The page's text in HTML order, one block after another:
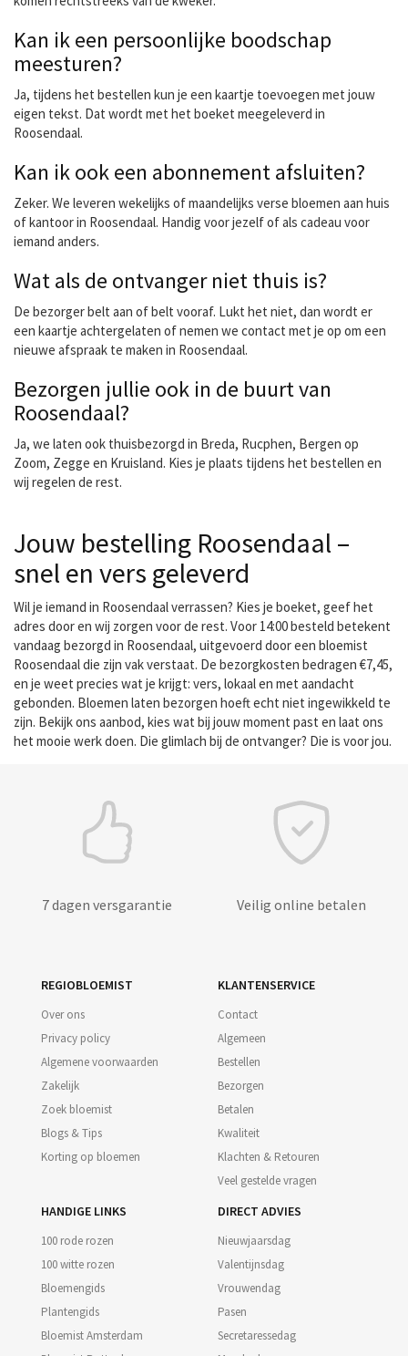
Kan ik een persoonlijke boodschap
meesturen?
Ja, tijdens het bestellen kun je een kaartje toevoegen met jouw
eigen tekst. Dat wordt met het boeket meegeleverd in
Roosendaal.
Kan ik ook een abonnement afsluiten?
Zeker. We leveren wekelijks of maandelijks verse bloemen aan huis
of kantoor in Roosendaal. Handig voor jezelf of als cadeau voor
iemand anders.
Wat als de ontvanger niet thuis is?
De bezorger belt aan of belt vooraf. Lukt het niet, dan wordt er
een kaartje achtergelaten of nemen we contact met je op om een
nieuwe afspraak te maken in Roosendaal.
Bezorgen jullie ook in de buurt van
Roosendaal?
Ja, we laten ook thuisbezorgd in Breda, Rucphen, Bergen op
Zoom, Zegge en Kruisland. Kies je plaats tijdens het bestellen en
wij regelen de rest.
Jouw bestelling Roosendaal –
snel en vers geleverd
Wil je iemand in Roosendaal verrassen? Kies je boeket, geef het
adres door en wij zorgen voor de rest. Voor 14:00 besteld betekent
vandaag bezorgd in Roosendaal, uitgevoerd door een bloemist
Roosendaal die zijn vak verstaat. De bezorgkosten bedragen €7,45,
en je weet precies wat je krijgt: vers, lokaal en met aandacht
gebonden. Bloemen laten bezorgen hoeft echt niet ingewikkeld te
zijn. Bekijk ons aanbod, kies wat bij jouw moment past en laat ons
het mooie werk doen. Die glimlach bij de ontvanger? Die is voor jou.
7 dagen versgarantie Veilig online betalen
REGIOBLOEMIST
Over ons
Privacy policy
Algemene voorwaarden
Zakelijk
Zoek bloemist
Blogs & Tips
Korting op bloemen
KLANTENSERVICE
Contact
Algemeen
Bestellen
Bezorgen
Betalen
Kwaliteit
Klachten & Retouren
Veel gestelde vragen
HANDIGE LINKS
100 rode rozen
100 witte rozen
Bloemengids
Plantengids
Bloemist Amsterdam
DIRECT ADVIES
Nieuwjaarsdag
Valentijnsdag
Vrouwendag
Pasen
Secretaressedag